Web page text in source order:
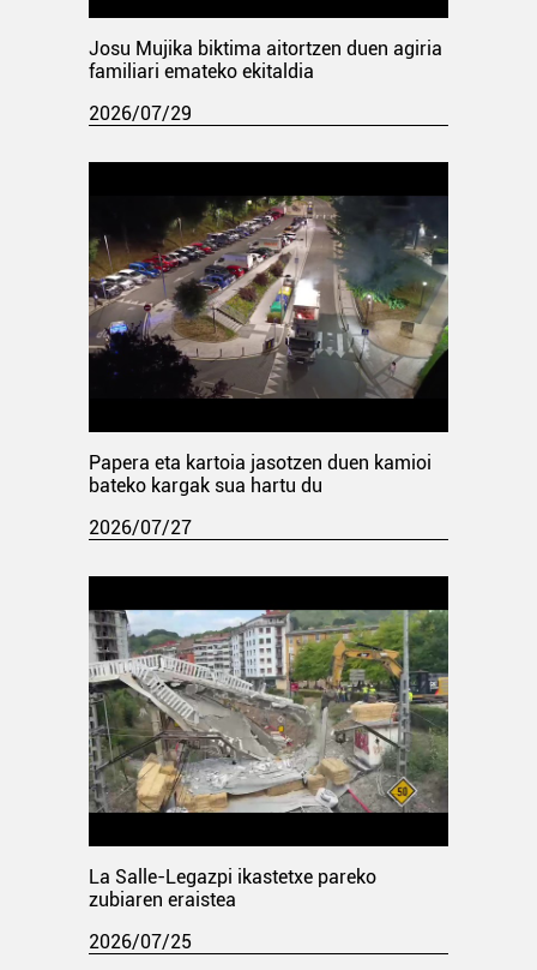
Josu Mujika biktima aitortzen duen agiria
familiari emateko ekitaldia
2026/07/29
Papera eta kartoia jasotzen duen kamioi
bateko kargak sua hartu du
2026/07/27
La Salle-Legazpi ikastetxe pareko
zubiaren eraistea
2026/07/25